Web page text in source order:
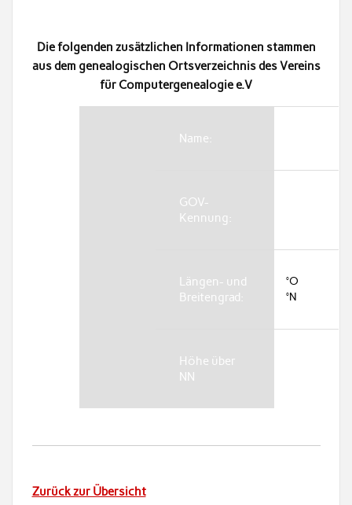
Die folgenden zusätzlichen Informationen stammen
aus dem genealogischen Ortsverzeichnis des Vereins
für Computergenealogie e.V
Name:
GOV-
Kennung:
Längen- und
Breitengrad:
°O
°N
Höhe über
NN
Zurück zur Übersicht